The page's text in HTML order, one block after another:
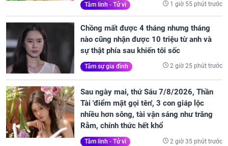
Tâm linh - Tử vi 1 giờ 55 phút trước
Chồng mất được 4 tháng nhưng tháng
nào cũng nhận được 10 triệu từ anh và
sự thật phía sau khiến tôi sốc
Tâm sự gia đình 2 giờ 25 phút trước
Sau ngày mai, thứ Sáu 7/8/2026, Thần
Tài 'điểm mặt gọi tên', 3 con giáp lộc
nhiều hơn sông, tài vận sáng như trăng
Rằm, chính thức hết khổ
Tâm linh - Tử vi 2 giờ 35 phút trước